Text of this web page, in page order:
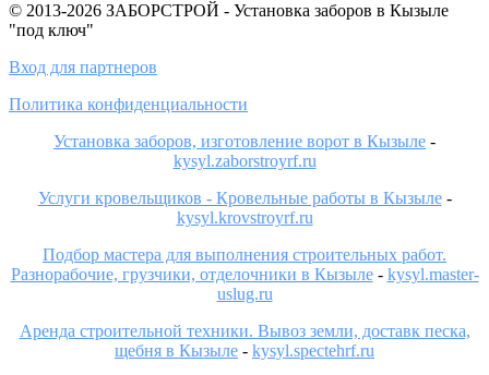
© 2013-2026 ЗАБОРСТРОЙ - Установка заборов в Кызыле
"под ключ"
Вход для партнеров
Политика конфиденциальности
Установка заборов, изготовление ворот в Кызыле -
kysyl.zaborstroyrf.ru
Услуги кровельщиков - Кровельные работы в Кызыле-
kysyl.krovstroyrf.ru
Подбор мастера для выполнения строительных работ.
Разнорабочие, грузчики, отделочники в Кызыле- kysyl.master-
uslug.ru
Аренда строительной техники. Вывоз земли, доставк песка,
щебня в Кызыле - kysyl.spectehrf.ru